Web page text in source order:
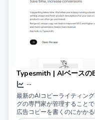
Typesmith | AIベースの
--
最新のAIコピーライティン
グの専門家が管理すること
広告コピーを書くのにかか